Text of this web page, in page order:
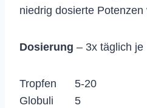
niedrig dosierte Potenzen
Dosierung – 3x täglich je
Tropfen 5-20
Globuli 5